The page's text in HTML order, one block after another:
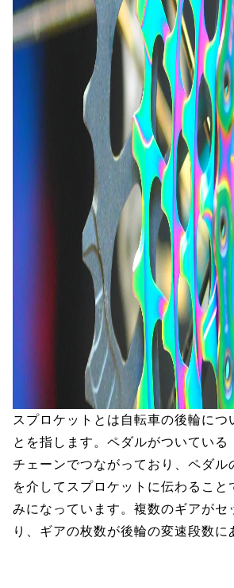
スプロケットとは自転車の後輪につ
とを指します。ペダルがついている
チェーンでつながっており、ペダル
を介してスプロケットに伝わること
みになっています。複数のギアがセ
り、ギアの枚数が後輪の変速段数に